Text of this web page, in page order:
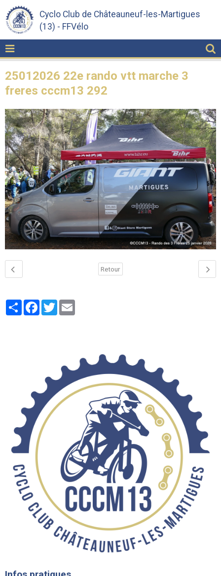
Cyclo Club de Châteauneuf-les-Martigues
(13) - FFVélo
25012026 22e rando vtt marche 3
freres cccm13 292
Retour
PartagerFacebook
Twitter